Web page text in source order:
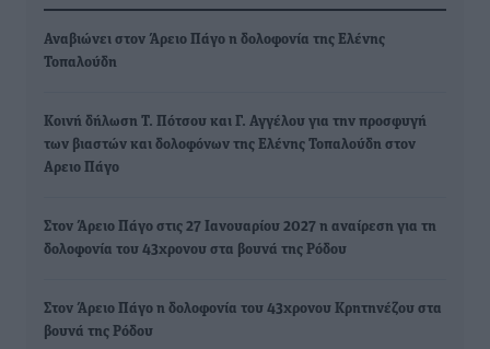
Αναβιώνει στον Άρειο Πάγο η δολοφονία της Ελένης
Τοπαλούδη
Κοινή δήλωση Τ. Πότσου και Γ. Αγγέλου για την προσφυγή
των βιαστών και δολοφόνων της Ελένης Τοπαλούδη στον
Αρειο Πάγο
Στον Άρειο Πάγο στις 27 Ιανουαρίου 2027 η αναίρεση για τη
δολοφονία του 43χρονου στα βουνά της Ρόδου
Στον Άρειο Πάγο η δολοφονία του 43χρονου Κρητηνέζου στα
βουνά της Ρόδου